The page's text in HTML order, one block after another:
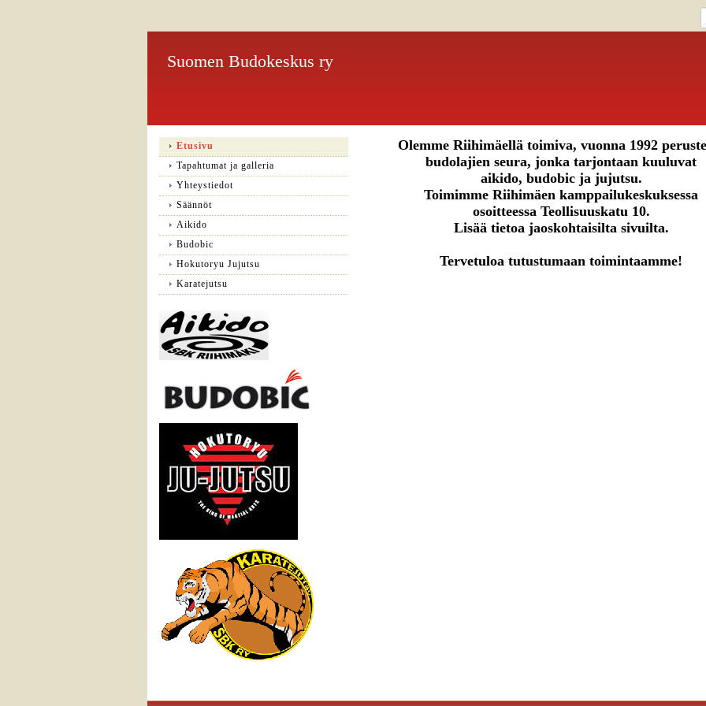
Suomen Budokeskus ry
Olemme Riihimäellä toimiva, vuonna 1992
budolajien seura, jonka tarjontaan kuuluvat
aikido, budobic ja jujutsu.
Toimimme Riihimäen kamppailukeskuksessa
osoitteessa Teollisuuskatu 10.
Lisää tietoa jaoskohtaisilta sivuilta.
Tervetuloa tutustumaan toimintaamme!
Etusivu
Tapahtumat ja galleria
Yhteystiedot
Säännöt
Aikido
Budobic
Hokutoryu Jujutsu
Karatejutsu